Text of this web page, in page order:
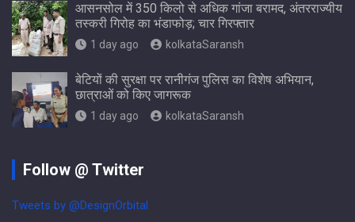
आसनसोल में 350 किलो से अधिक गांजा बरामद, अंतरराज्यीय
तस्करी गिरोह का भंडाफोड़; चार गिरफ्तार
1 day ago kolkataSaransh
बेटियों की सुरक्षा पर रानीगंज पुलिस का विशेष अभियान,
छात्राओं को किए जागरूक
1 day ago kolkataSaransh
Follow @ Twitter
Tweets by @DesignOrbital